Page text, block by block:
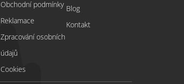
Obchodní podmínky
Reklamace
Zpracování osobních
údajů
Cookies
Blog
Kontakt